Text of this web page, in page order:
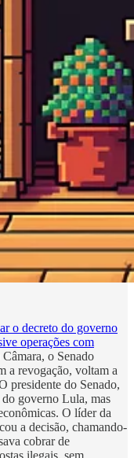
o decreto do governo
operações com
o Senado
a revogação, voltam a
presidente do Senado,
governo Lula, mas
O líder da
a decisão, chamando-
cobrar de
ilegais, sem